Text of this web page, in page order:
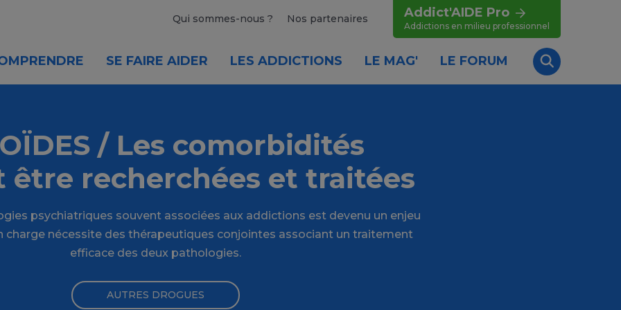
Qui sommes-nous ? Nos partenaires Addict'AIDE Pro
Addictions en milieu professionnel
SE FAIRE AIDER LES ADDICTIONS LE MAG' LE FORUM
Recherche
/ Les comorbidités
être recherchées et traitées
psychiatriques souvent associées aux addictions est devenu un enjeu
charge nécessite des thérapeutiques conjointes associant un traitement
efficace des deux pathologies.
AUTRES DROGUES